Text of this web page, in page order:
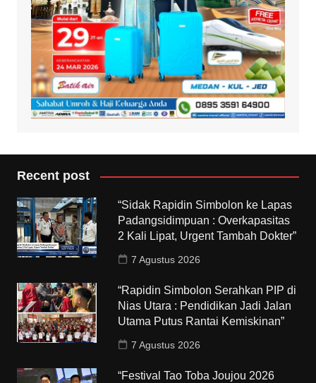
Recent post
“Sidak Rapidin Simbolon ke Lapas
Padangsidimpuan : Overkapasitas
2 Kali Lipat, Urgent Tambah Dokter”
7 Agustus 2026
“Rapidin Simbolon Serahkan PIP di
Nias Utara : Pendidikan Jadi Jalan
Utama Putus Rantai Kemiskinan”
7 Agustus 2026
“Festival Tao Toba Joujou 2026